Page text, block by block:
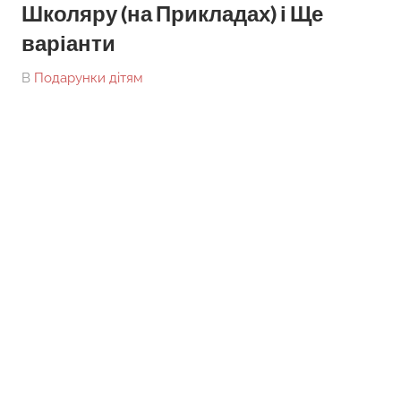
Школяру (на Прикладах) і Ще
варіанти
On
By
В Подарунки дітям